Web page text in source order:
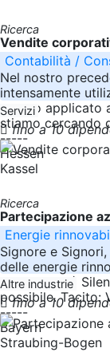
Ricerca
Vendite
Contabilità /
Nel nostro
intensamente
questo applicato
stiamo cercando
-----
Hessen
Servizi
fino a 10
Kassel
Ricerca
Partecipazione
Energie
Signore e
delle energie
biogas, ecc.)
possibile. Tacito:
-----
Bayern
Altre industrie
fino a 10
Straubing-Bogen